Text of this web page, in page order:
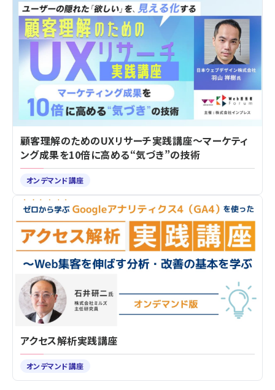
顧客理解のためのUXリサーチ実践講座～マーケティ
ング成果を10倍に高める“気づき”の技術
オンデマンド講座
アクセス解析実践講座
オンデマンド講座